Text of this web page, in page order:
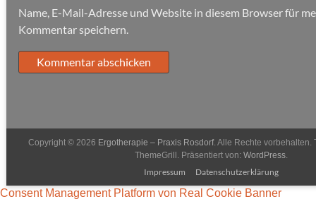
Name, E-Mail-Adresse und Website in diesem Browser für
Kommentar speichern.
Copyright © 2026 Ergotherapie – Praxis Rosdorf. Alle Rechte vorbehalten.
ThemeGrill. Präsentiert von:WordPress.
Impressum Datenschutzerklärung
Consent Management Platform von Real Cookie Banner